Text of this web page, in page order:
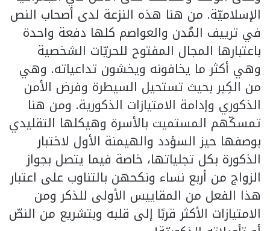
الإسلاميّة. من هنا هذه النزعة لدى أصحاب النص
في ترييف المُدن والعواصم كلها دفعة واحدة
باعتبارها المجال المفتوح للحريّات الشخصية
وهي أكثر ما يخافونه ويخشون تداعياته. وهي
من الكِبر بحيث تستحيل السيطرة وفرض الأمن
الذكوري وإدامة الامتيازات الذكورية. ومن هنا
تمسكّهم المستميت بالأسرة وهيكلها التقليدي
بوصفها حيز السؤدد والهيمنة الأول لاختبار
الذكورة بكل تجلياتها، خاصة فيما يتصل بجواز
الزواج من أربع نساء ونكحهن بالتناوب على اعتبار
هذا الفعل من المقاييس الأولى للذكر ومن
الامتيازات الأكثر قربًا إلى قلبه وبتشريع من النصّ